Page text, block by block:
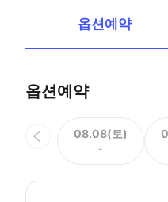
옵션예약
옵션예약
08.08(토)
-